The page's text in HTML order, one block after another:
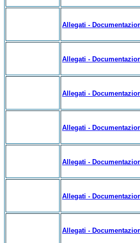
Allegati -
Allegati -
Allegati -
Allegati -
Allegati -
Allegati -
Allegati -